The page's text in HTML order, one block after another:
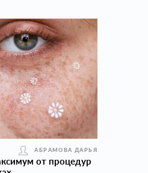
АБРАМОВА ДАРЬЯ
от процедур